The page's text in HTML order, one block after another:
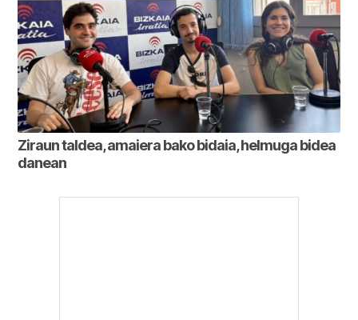
Ziraun taldea, amaiera bako bidaia, helmuga bidea
danean